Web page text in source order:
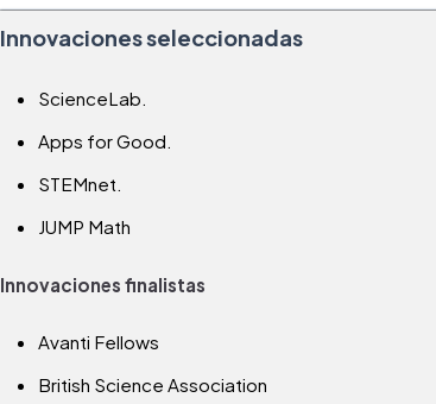
Innovaciones seleccionadas
ScienceLab.
Apps for Good.
STEMnet.
JUMP Math
Innovaciones finalistas
Avanti Fellows
British Science Association